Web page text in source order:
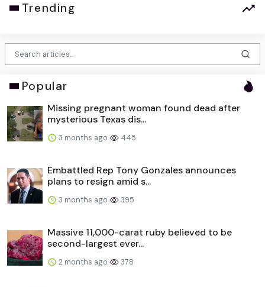
Trending
Popular
Missing pregnant woman found dead after
mysterious Texas dis...
3 months ago 445
Embattled Rep Tony Gonzales announces
plans to resign amid s...
3 months ago 395
Massive 11,000-carat ruby believed to be
second-largest ever...
2 months ago 378